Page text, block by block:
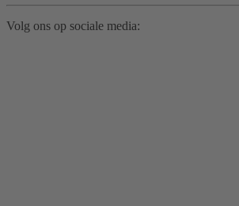
Volg ons op sociale media: